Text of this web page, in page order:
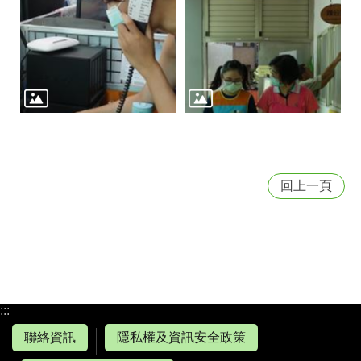
回上一頁
:::
聯絡資訊
隱私權及資訊安全政策